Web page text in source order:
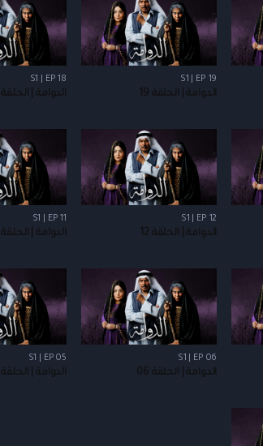
S1 | EP 19
الدوامة | الحلقة 19
S1 | EP 18
الدوامة | الحلقة 18
S1 | EP 12
الدوامة | الحلقة 12
S1 | EP 11
الدوامة | الحلقة 11
S1 | EP 06
الدوامة | الحلقة 06
S1 | EP 05
الدوامة | الحلقة 05